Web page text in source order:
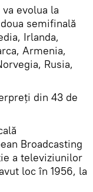
evolua la
semifinală
Irlanda,
Armenia,
Rusia,
din 43 de
Broadcasting
a televiziunilor
loc în 1956, la